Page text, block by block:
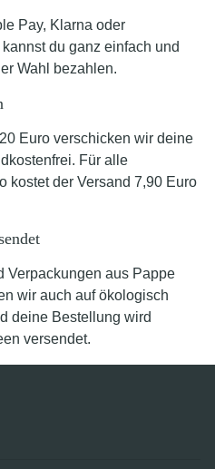
Pay, Klarna oder
du ganz einfach und
Wahl bezahlen.
Euro verschicken wir deine
Für alle
kostet der Versand 7,90 Euro
Verpackungen aus Pappe
wir auch auf ökologisch
deine Bestellung wird
versendet.